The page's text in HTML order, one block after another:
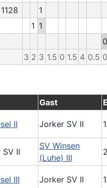
1128
1
1 1
0
3 2 3 1.5 0 1.5 4 0.5
Gast
II Jorker SV II
II
SV Winsen
(Luhe) III
III Jorker SV II